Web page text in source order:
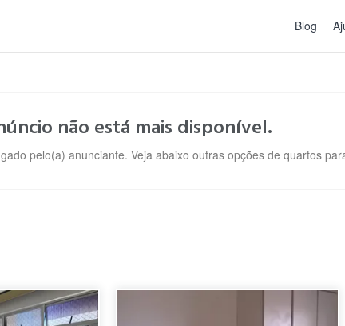
Blog
não está mais disponível.
pelo(a) anunciante. Veja abaixo outras opções de quartos